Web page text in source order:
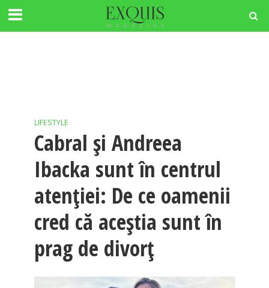
LIFESTYLE
Cabral și Andreea
Ibacka sunt în centrul
atenției: De ce oamenii
cred că aceștia sunt în
prag de divorț